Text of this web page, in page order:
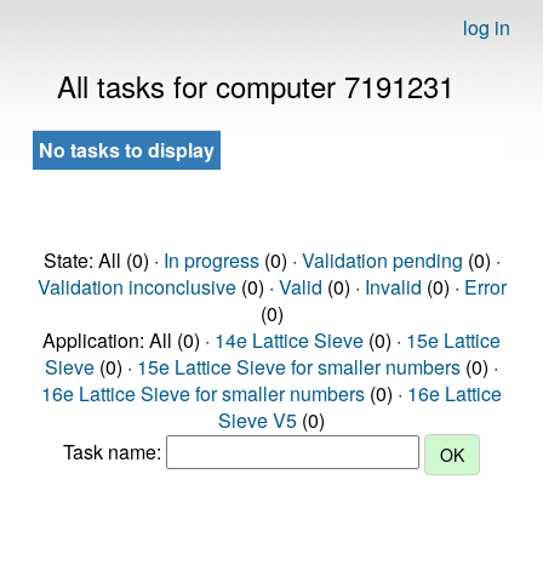
log in
All tasks for computer 7191231
No tasks to display
State: All (0) · In progress(0) · Validation pending (0) ·
Validation inconclusive(0) · Valid (0) · Invalid (0) · Error
(0)
Application: All (0) · 14e Lattice Sieve (0) · 15e Lattice
Sieve (0) · 15e Lattice Sieve for smaller numbers (0) ·
16e Lattice Sieve for smaller numbers (0) · 16e Lattice
Sieve V5 (0)
Task name: